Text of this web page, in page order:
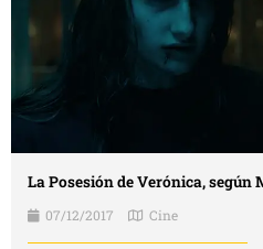
La Posesión de Verónica, según
07/12/2017 Cine